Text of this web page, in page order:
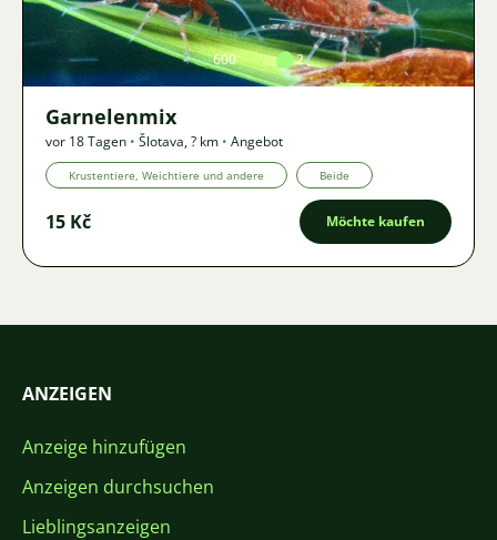
600 2
Garnelenmix
vor 18 Tagen • Šlotava,? km • Angebot
Krustentiere, Weichtiere und andere Beide
15 Kč Möchte kaufen
ANZEIGEN
Anzeige hinzufügen
Anzeigen durchsuchen
Lieblingsanzeigen